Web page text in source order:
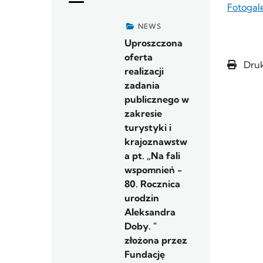
NEWS
Uproszczona
oferta
realizacji
zadania
publicznego w
zakresie
turystyki i
krajoznawstw
a pt. „Na fali
wspomnień -
80. Rocznica
urodzin
Aleksandra
Doby. "
złożona przez
Fundację